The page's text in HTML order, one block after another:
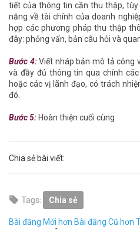
tiết của thông tin cần thu thập,
năng về tài chính của doanh
hợp các phương pháp thu thập
đây: phỏng vấn, bản câu hỏi và
Bước 4:Viết nháp bản mô tả công
và đầy đủ thông tin qua chính
hoặc các vị lãnh đạo, có trách
đó.
Bước 5: Hoàn thiện cuối cùng
Chia sẻ bài viết:
Chia sẻ
Bài đăng Mới hơn Bài đăng Cũ hơn